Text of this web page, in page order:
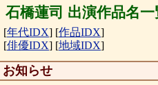
石橋蓮司 出演作品名一
[年代IDX] [作品IDX]
[俳優IDX] [地域IDX]
お知らせ